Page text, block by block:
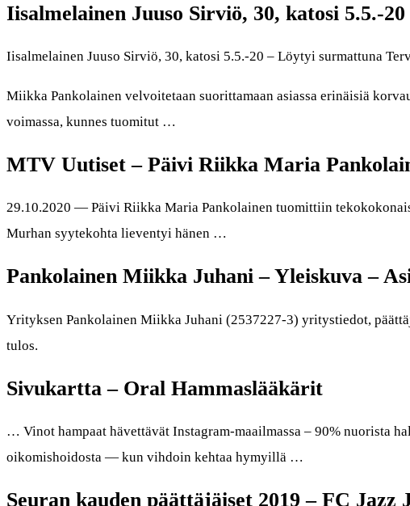
Iisalmelainen Juuso Sirviö, 30, katosi 5.5.-
Iisalmelainen Juuso Sirviö, 30, katosi 5.5.-20 – Löytyi surmattuna
Miikka Pankolainen velvoitetaan suorittamaan asiassa erinäisiä
voimassa, kunnes tuomitut …
MTV Uutiset – Päivi Riikka Maria
29.10.2020 — Päivi Riikka Maria Pankolainen tuomittiin
Murhan syytekohta lieventyi hänen …
Pankolainen Miikka Juhani – Yleiskuva –
Yrityksen Pankolainen Miikka Juhani (2537227-3) yritystiedot,
tulos.
Sivukartta – Oral Hammaslääkärit
… Vinot hampaat hävettävät Instagram-maailmassa – 90% nuorista
oikomishoidosta — kun vihdoin kehtaa hymyillä …
Seuran kauden päättäjäiset 2019 – FC Jazz